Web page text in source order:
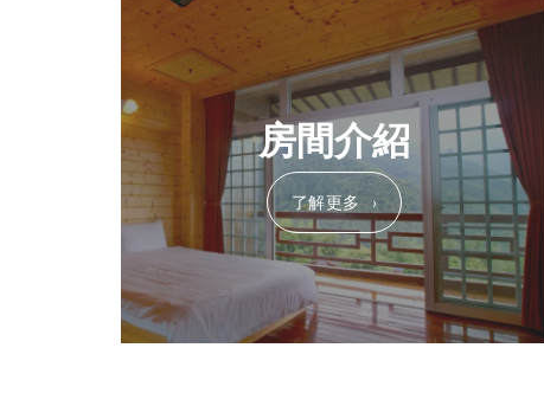
房間介紹
了解更多